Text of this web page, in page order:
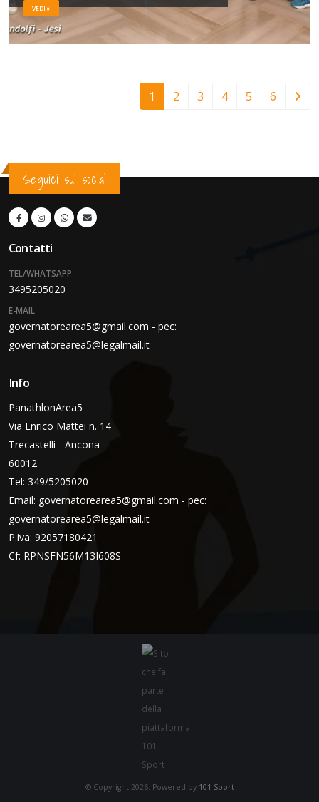
VEDI »
1 2 3 4 5 6
Seguici sui social
Contatti
TEL/WHATSAPP
3495205020
E-MAIL
governatorearea5@gmail.com - pec:
governatorearea5@legalmail.it
Info
PanathlonArea5
Via Enrico Mattei n. 14
Trecastelli - Ancona
60012
Tel: 349/5205020
Email: governatorearea5@gmail.com - pec:
governatorearea5@legalmail.it
P.iva: 92057180421
Cf: RPNSFN56M13I608S
© Copyright 2026. Powered by 101 Sport